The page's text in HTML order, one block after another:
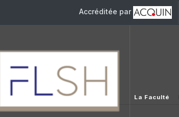
Accréditée par
La Faculté